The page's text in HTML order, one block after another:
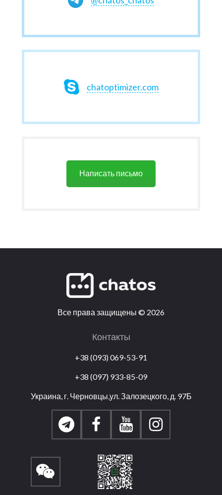
chatoptimizer.com
Написать письмо
Все права защищены © 2026
Контакты
+38 (093) 069-53-91
+38 (097) 933-85-09
Украина, г. Черновцы,ул. Залозецкого, д. 97Б